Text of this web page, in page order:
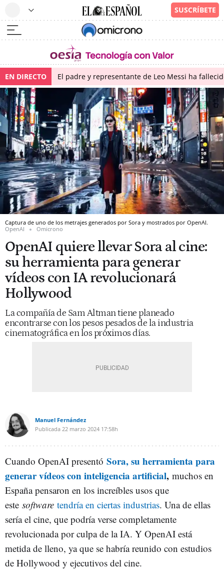
EN DIRECTO El padre y representante de Leo Messi ha
Captura de uno de los metrajes generados por Sora y mostrados por OpenAI.
OpenAI
Omicrono
OpenAI quiere llevar Sora al cine:
su herramienta para generar
vídeos con IA revolucionará
Hollywood
La compañía de Sam Altman tiene planeado
encontrarse con los pesos pesados de la industria
cinematográfica en los próximos días.
Manuel Fernández
Publicada 22 marzo 2024 17:58h
Cuando OpenAI presentó Sora, su herramienta para
generar vídeos con inteligencia artificial, muchos en
España pensaron en los increíbles usos que
este software tendría en ciertas industrias. Una de ellas
sería el cine, que podría verse completamente
revolucionada por culpa de la IA. Y OpenAI está
metida de lleno, ya que se habría reunido con estudios
de Hollywood y ejecutivos del cine.